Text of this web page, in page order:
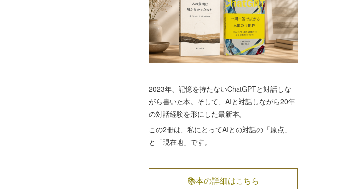
2023年、記憶を持たないChatGPTと対話しな
がら書いた本。そして、AIと対話しながら20年
の対話経験を形にした最新本。
この2冊は、私にとってAIとの対話の「原点」
と「現在地」です。
📚本の詳細はこちら